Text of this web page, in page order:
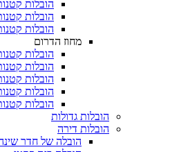
הובלות
הובלות
הובלות
מחוז הדרום
הובלות
הובלות
הובלות
הובלות
הובלות
הובלות גדולות
הובלות דירה
הובלה של חדר